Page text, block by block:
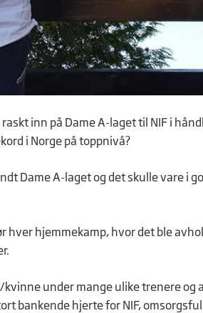
inn på Dame A-laget til NIF i
i Norge på toppnivå?
Dame A-laget og det skulle vare i
hver hjemmekamp, hvor det ble
under mange ulike trenere og
bankende hjerte for NIF,